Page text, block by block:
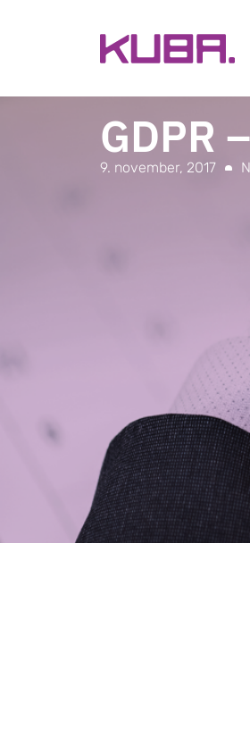
GDPR
9. november, 2017